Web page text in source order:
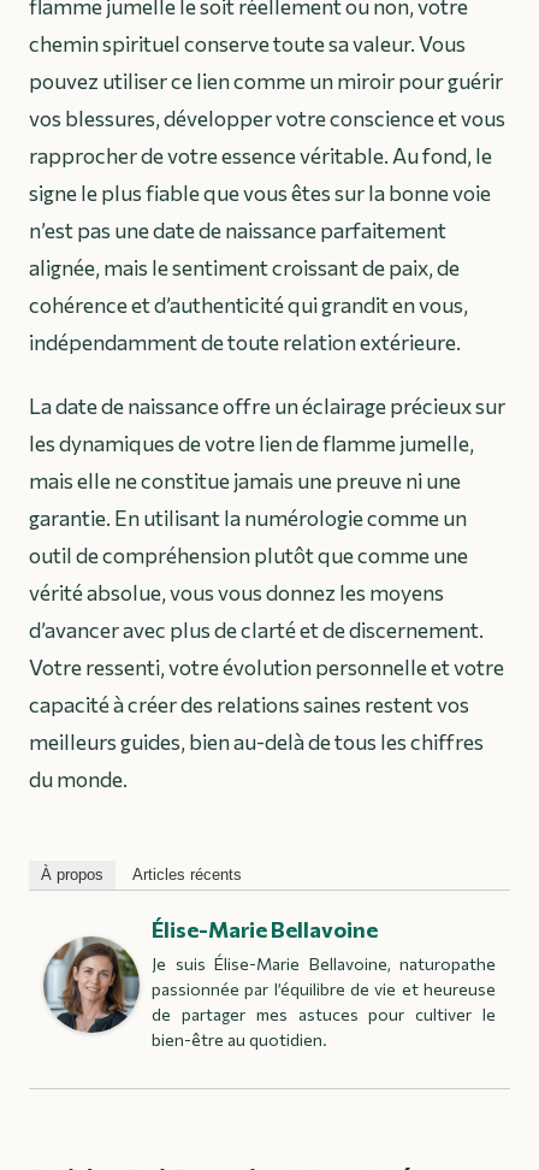
flamme jumelle le soit réellement ou non, votre
chemin spirituel conserve toute sa valeur. Vous
pouvez utiliser ce lien comme un miroir pour guérir
vos blessures, développer votre conscience et vous
rapprocher de votre essence véritable. Au fond, le
signe le plus fiable que vous êtes sur la bonne voie
n’est pas une date de naissance parfaitement
alignée, mais le sentiment croissant de paix, de
cohérence et d’authenticité qui grandit en vous,
indépendamment de toute relation extérieure.
La date de naissance offre un éclairage précieux sur
les dynamiques de votre lien de flamme jumelle,
mais elle ne constitue jamais une preuve ni une
garantie. En utilisant la numérologie comme un
outil de compréhension plutôt que comme une
vérité absolue, vous vous donnez les moyens
d’avancer avec plus de clarté et de discernement.
Votre ressenti, votre évolution personnelle et votre
capacité à créer des relations saines restent vos
meilleurs guides, bien au-delà de tous les chiffres
du monde.
À propos Articles récents
Élise-Marie Bellavoine
Je suis Élise-Marie Bellavoine, naturopathe
passionnée par l’équilibre de vie et heureuse
de partager mes astuces pour cultiver le
bien-être au quotidien.